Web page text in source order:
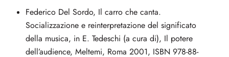
Federico Del Sordo, Il carro che canta.
Socializzazione e reinterpretazione del significato
della musica, in E. Tedeschi (a cura di), Il potere
dell’audience, Meltemi, Roma 2001, ISBN 978-88-